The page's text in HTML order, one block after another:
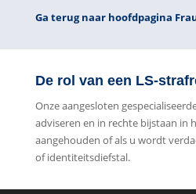
Ga terug naar hoofdpagina
De rol van een LS-
Onze aangesloten
adviseren en in rechte bijstaan in
aangehouden of als u wordt
of identiteitsdiefstal.